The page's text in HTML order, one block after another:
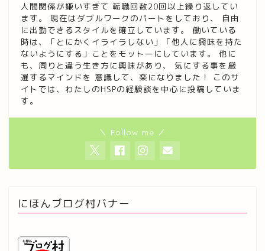
人間関係が嫌いすぎて 転職回数20回以上繰り返してい
ます。 現在はダブルワークのパートをしており、 自由
に出勤できるスタイルを確立しています。 働いている
時は、「とにかくイライラしない」「他人に興味を持た
ないようにする」ことをモットーにしています。 他に
も、周りと違う生き方に興味があり、 気にする事を厳
選するマインドを 意識して、楽になりました！ このサ
イトでは、わたしのHSPの経験談を中心に投稿していま
す。
＼ Follow me ／
にほんブログ村バナー